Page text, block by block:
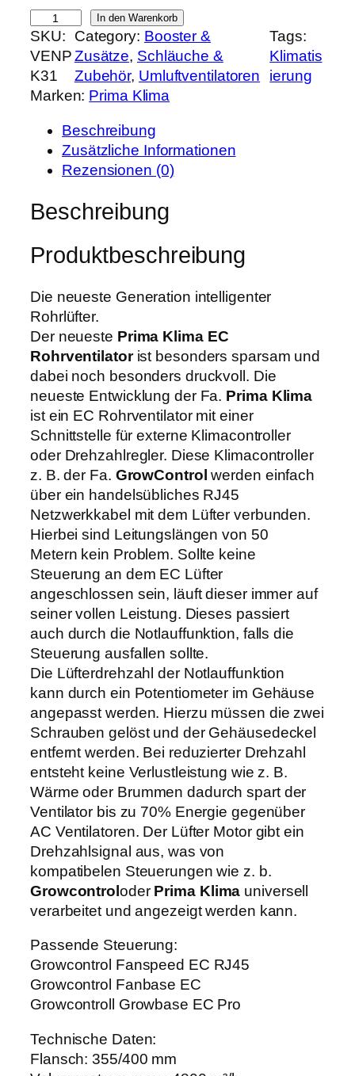
i
c
h
e
r
r
e
i
w
r
:
.
9
0
0
0
€
P
r
e
i
t
3
1
9
9
€
.
r
i
m
a
E
V
n
t
i
l
a
t
o
r
B
l
u
e
4
2
5
0
m
³
/
h
3
0
0
/
3
1
5
R
J
E
C
M
n
g
e
In den Warenkorb
SKU:
VENP
K31
Category: Booster &
Zusätze, Schläuche &
Zubehör, Umluftventilatoren
Tags:
Klimatis
ierung
Marken: Prima Klima
Beschreibung
Zusätzliche Informationen
Rezensionen (0)
Beschreibung
Produktbeschreibung
Die neueste Generation intelligenter
Rohrlüfter.
Der neueste Prima Klima EC
Rohrventilatorist besonders sparsam und
dabei noch besonders druckvoll. Die
neueste Entwicklung der Fa. Prima Klima
ist ein EC Rohrventilator mit einer
Schnittstelle für externe Klimacontroller
oder Drehzahlregler. Diese Klimacontroller
z. B. der Fa. GrowControl werden einfach
über ein handelsübliches RJ45
Netzwerkkabel mit dem Lüfter verbunden.
Hierbei sind Leitungslängen von 50
Metern kein Problem. Sollte keine
Steuerung an dem EC Lüfter
angeschlossen sein, läuft dieser immer auf
seiner vollen Leistung. Dieses passiert
auch durch die Notlauffunktion, falls die
Steuerung ausfallen sollte.
Die Lüfterdrehzahl der Notlauffunktion
kann durch ein Potentiometer im Gehäuse
angepasst werden. Hierzu müssen die zwei
Schrauben gelöst und der Gehäusedeckel
entfernt werden. Bei reduzierter Drehzahl
entsteht keine Verlustleistung wie z. B.
Wärme oder Brummen dadurch spart der
Ventilator bis zu 70% Energie gegenüber
AC Ventilatoren. Der Lüfter Motor gibt ein
Drehzahlsignal aus, was von
kompatibelen Steuerungen wie z. b.
GrowcontroloderPrima Klima universell
verarbeitet und angezeigt werden kann.
Passende Steuerung:
Growcontrol Fanspeed EC RJ45
Growcontrol Fanbase EC
Growcontroll Growbase EC Pro
Technische Daten:
Flansch: 355/400 mm